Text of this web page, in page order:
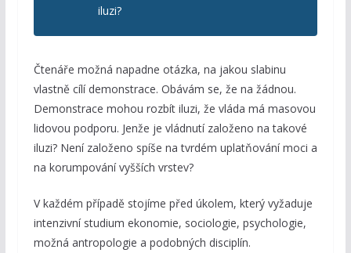
iluzi?
Čtenáře možná napadne otázka, na jakou slabinu
vlastně cílí demonstrace. Obávám se, že na žádnou.
Demonstrace mohou rozbít iluzi, že vláda má masovou
lidovou podporu. Jenže je vládnutí založeno na takové
iluzi? Není založeno spíše na tvrdém uplatňování moci a
na korumpování vyšších vrstev?
V každém případě stojíme před úkolem, který vyžaduje
intenzivní studium ekonomie, sociologie, psychologie,
možná antropologie a podobných disciplín.